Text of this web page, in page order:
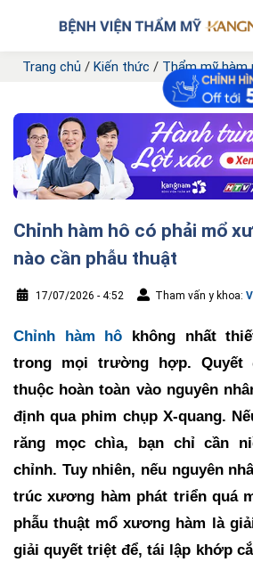
Trang chủ / Kiến thức / Thẩm mỹ hàm
Chỉnh hàm hô có phải mổ
nào cần phẫu thuật
17/07/2026 - 4:52 Tham vấn y khoa:
Chỉnh hàm hô không nhất
trong mọi trường hợp. Quyết
thuộc hoàn toàn vào nguyên
định qua phim chụp X-quang.
răng mọc chìa, bạn chỉ cần
chỉnh. Tuy nhiên, nếu nguyên
trúc xương hàm phát triển quá
phẫu thuật mổ xương hàm là
giải quyết triệt để, tái lập khớp